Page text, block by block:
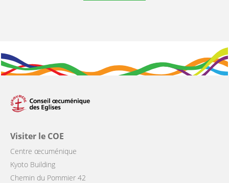
Visiter le COE
Centre œcuménique
Kyoto Building
Chemin du Pommier 42